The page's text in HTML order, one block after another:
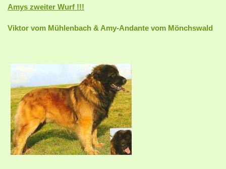
Amys zweiter Wurf !!!
Viktor vom Mühlenbach & Amy-Andante vom Mönchswald